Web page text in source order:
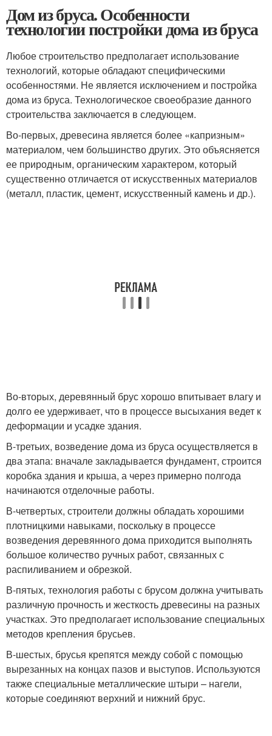
Дом из бруса. Особенности
технологии постройки дома из бруса
Любое строительство предполагает использование
технологий, которые обладают специфическими
особенностями. Не является исключением и постройка
дома из бруса. Технологическое своеобразие данного
строительства заключается в следующем.
Во-первых, древесина является более «капризным»
материалом, чем большинство других. Это объясняется
ее природным, органическим характером, который
существенно отличается от искусственных материалов
(металл, пластик, цемент, искусственный камень и др.).
Во-вторых, деревянный брус хорошо впитывает влагу и
долго ее удерживает, что в процессе высыхания ведет к
деформации и усадке здания.
В-третьих, возведение дома из бруса осуществляется в
два этапа: вначале закладывается фундамент, строится
коробка здания и крыша, а через примерно полгода
начинаются отделочные работы.
В-четвертых, строители должны обладать хорошими
плотницкими навыками, поскольку в процессе
возведения деревянного дома приходится выполнять
большое количество ручных работ, связанных с
распиливанием и обрезкой.
В-пятых, технология работы с брусом должна учитывать
различную прочность и жесткость древесины на разных
участках. Это предполагает использование специальных
методов крепления брусьев.
В-шестых, брусья крепятся между собой с помощью
вырезанных на концах пазов и выступов. Используются
также специальные металлические штыри – нагели,
которые соединяют верхний и нижний брус.